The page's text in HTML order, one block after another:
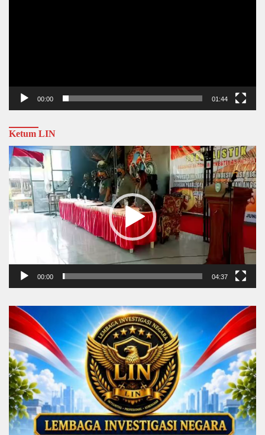
00:00 01:44
Ketum LIN
Video
Player
00:00 04:37